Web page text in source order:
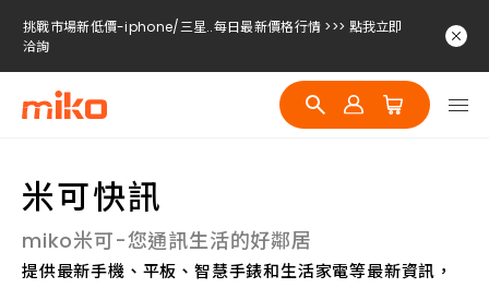
挑戰市場新低價-iphone/三星..每日最新價格行情 >>> 點我立即
洽詢
挑戰市場新低價-iphone/三星..每日最新價格行情 >>> 點我立即
洽詢
挑戰市場新低價-iphone/三星..每日最新價格行情 >>> 點我立即
米可快訊
miko米可-您通訊生活的好鄰居
提供最新手機、平板、智慧手錶和生活家電等最新資訊，